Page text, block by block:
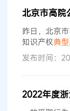
安等演唱的
听、下载等
制作了不同
昨日，北京
知识产权典型
品、时尚选
虎……这些人
安等演唱的
听、下载等
发布时间：
2022年度